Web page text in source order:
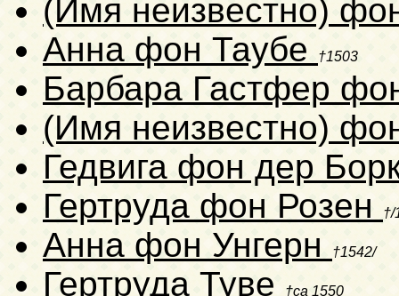
(Имя неизвестно)
Анна фон Таубе
†1503
Барбара Гастфер
(Имя неизвестно)
Гедвига фон дер
Гертруда фон Розен
†/
Анна фон Унгерн †1542/
Гертруда Туве †ca 1550